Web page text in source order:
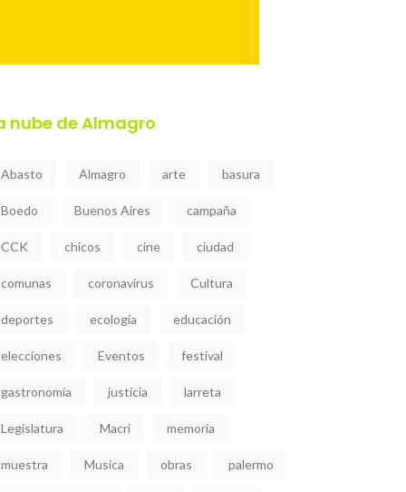
nube de Almagro
Abasto Almagro arte basura
Boedo Buenos Aires campaña
CCK chicos cine ciudad
comunas coronavirus Cultura
deportes ecología educación
elecciones Eventos festival
gastronomía justicia larreta
Legislatura Macri memoria
muestra Musica obras palermo